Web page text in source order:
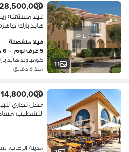
11
28,500,000 ج.م
فيلا مستقله
هايد
فيلا منفصلة
5 غرف نوم
• 6 حمامات
منذ 8 دقائق
14,800,000 ج.م
محل تجاري
مدينة الرحاب،